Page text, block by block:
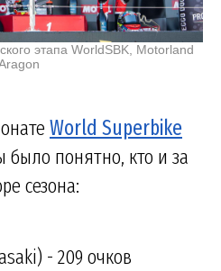
этапа WorldSBK, Motorland
World Superbike
было понятно, кто и за
сезона:
- 209 очков